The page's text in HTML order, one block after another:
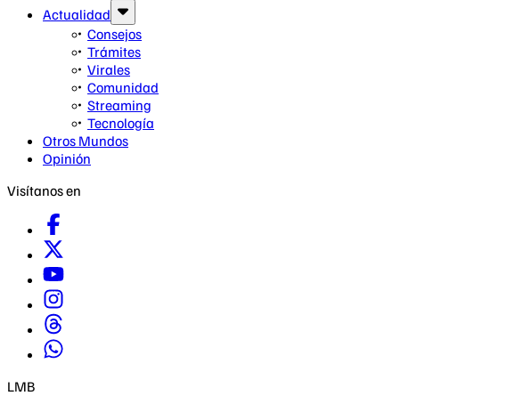
Actualidad
Consejos
Trámites
Virales
Comunidad
Streaming
Tecnología
Otros Mundos
Opinión
Visítanos en
LMB